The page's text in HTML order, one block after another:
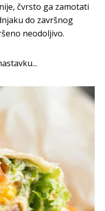
čvrsto ga zamotati
do završnog
neodoljivo.